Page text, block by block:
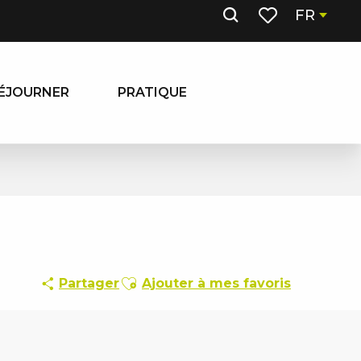
Recherche
FR
PRATIQUE
PartagerAjouter aux favoris
Ajouter à mes favoris